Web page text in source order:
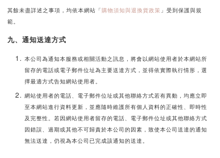
其餘未盡詳述之事項，均依本網站「購物須知與退換貨政策 」受到保護與規
範。
九、通知送達方式
本公司為通知本服務或相關活動之訊息，將會以網站使用者於本網站所
留存的電話或電子郵件位址為主要送達方式，並得依實際執行情形，選
擇最適方式告知網站使用者。
網站使用者的電話、 電子郵件位址或其他聯絡方式若有異動，均應立即
至本網站進行資料更新，並應隨時維護所有個人資料的正確性、即時性
及完整性。若因網站使用者留存的電話、 電子郵件位址或其他聯絡方式
因錯誤、過期或其他不可歸責於本公司的因素，致使本公司送達的通知
無法送達，仍視為本公司已完成該通知的送達。